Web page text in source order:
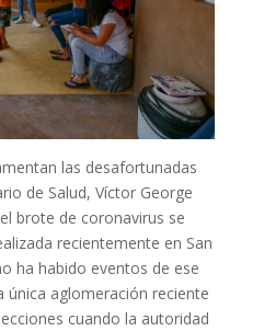
las desafortunadas
de Salud, Víctor George
brote de coronavirus se
recientemente en San
ha habido eventos de ese
única aglomeración reciente
cuando la autoridad